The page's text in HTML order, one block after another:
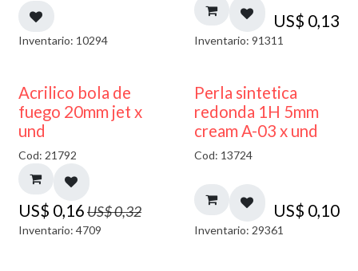
Inventario: 10294
US$ 0,13
Inventario: 91311
50% DESCUENTO
Acrilico bola de
fuego 20mm jet x
und
Cod: 21792
US$ 0,16US$0,32
Inventario: 4709
Perla sintetica
redonda 1H 5mm
cream A-03 x und
Cod: 13724
US$ 0,10
Inventario: 29361